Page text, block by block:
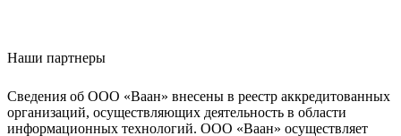
Наши партнеры
Сведения об ООО «Ваан» внесены в реестр аккредитованных
организаций, осуществляющих деятельность в области
информационных технологий. ООО «Ваан» осуществляет